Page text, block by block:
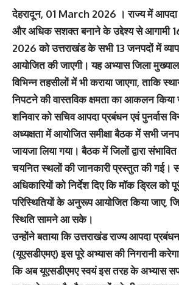
देहरादून, 01 March 2026 । राज्य में आपदा
और अधिक सशक्त बनाने के उद्देश्य से आगामी
2026 को उत्तराखंड के सभी 13 जनपदों में
आयोजित की जाएगी। यह अभ्यास जिला
विभिन्न तहसीलों में भी कराया जाएगा, ताकि
निपटने की वास्तविक क्षमता का आकलन
शनिवार को सचिव आपदा प्रबंधन एवं पुनर्वास
अध्यक्षता में आयोजित समीक्षा बैठक में सभी
जायजा लिया गया। बैठक में जिलों द्वारा
चयनित स्थलों की जानकारी प्रस्तुत की गई।
अधिकारियों को निर्देश दिए कि मॉक ड्रिल को
परिस्थितियों के अनुरूप आयोजित किया जाए,
स्थिति सामने आ सके।
उन्होंने बताया कि उत्तराखंड राज्य आपदा
(यूएसडीएमए) इस पूरे अभ्यास की निगरानी
कि अब यूएसडीएमए स्वयं इस तरह के अभ्यास